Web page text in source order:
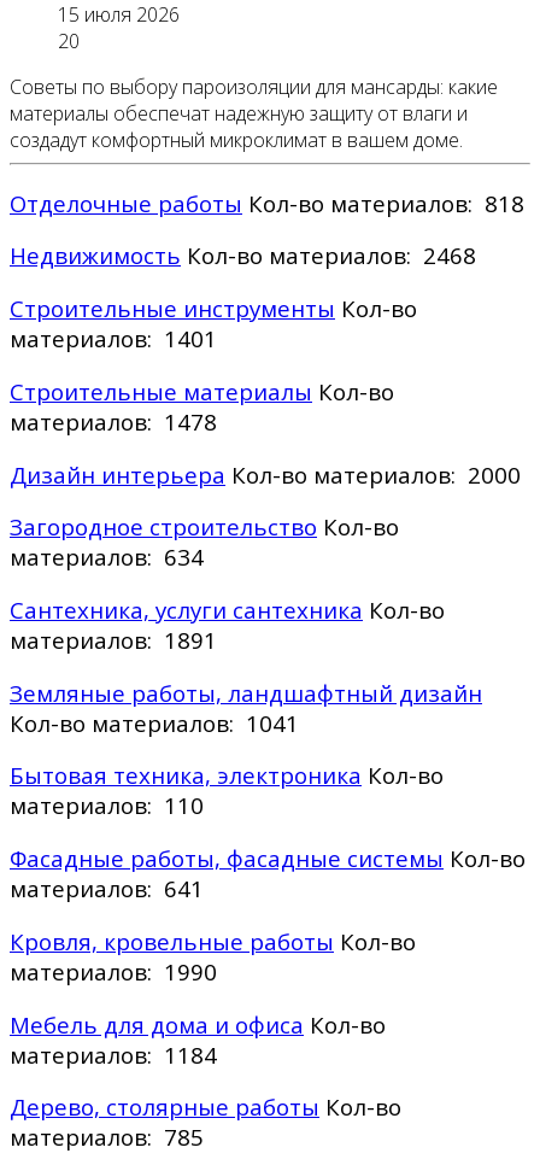
15 июля 2026
20
Советы по выбору пароизоляции для мансарды: какие
материалы обеспечат надежную защиту от влаги и
создадут комфортный микроклимат в вашем доме.
Отделочные работы Кол-во материалов: 818
Недвижимость Кол-во материалов: 2468
Строительные инструменты Кол-во
материалов: 1401
Строительные материалы Кол-во
материалов: 1478
Дизайн интерьера Кол-во материалов: 2000
Загородное строительство Кол-во
материалов: 634
Сантехника, услуги сантехника Кол-во
материалов: 1891
Земляные работы, ландшафтный дизайн
Кол-во материалов: 1041
Бытовая техника, электроника Кол-во
материалов: 110
Фасадные работы, фасадные системы Кол-во
материалов: 641
Кровля, кровельные работы Кол-во
материалов: 1990
Мебель для дома и офиса Кол-во
материалов: 1184
Дерево, столярные работы Кол-во
материалов: 785